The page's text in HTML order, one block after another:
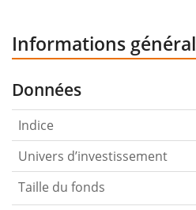
Informations
Données
Indice
Univers d’investissement
Taille du fonds